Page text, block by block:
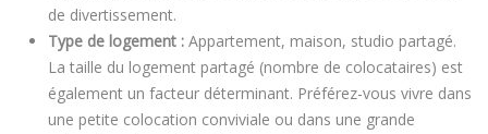
de divertissement.
Type de logement : Appartement, maison, studio partagé.
La taille du logement partagé (nombre de colocataires) est
également un facteur déterminant. Préférez-vous vivre dans
une petite colocation conviviale ou dans une grande